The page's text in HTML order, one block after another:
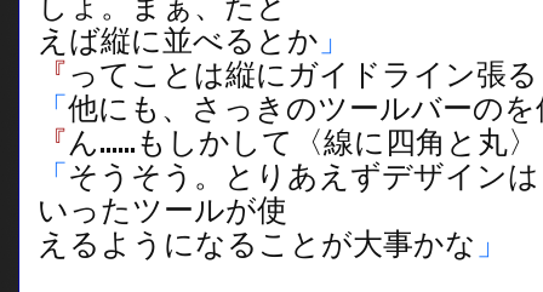
えば縦に並べるとか 」
『ってことは縦にガイドライン張
「他にも、さっきのツールバーの
『ん……もしかして〈線に四角と丸
「そうそう。とりあえずデザイン
いったツールが使
えるようになることが大事かな 」